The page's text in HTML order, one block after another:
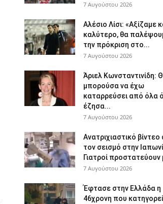
7 Αυγούστου 2026
Αλέσιο Λίσι: «Αξίζαμε
καλύτερο, θα
την πρόκριση στο...
7 Αυγούστου 2026
Άριελ Κωνσταντινίδη:
μπορούσα να έχω
καταρρεύσει από όλα
έζησα...
7 Αυγούστου 2026
Ανατριχιαστικό
τον σεισμό στην
Γιατροί προστατεύουν
7 Αυγούστου 2026
Έφτασε στην Ελλάδα η
46χρονη που